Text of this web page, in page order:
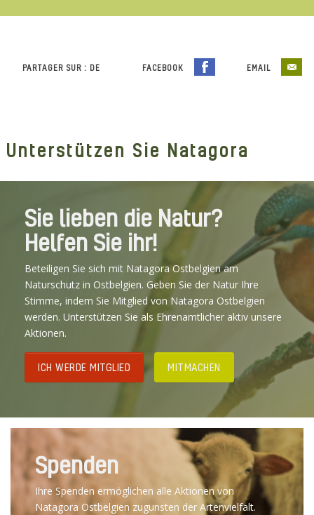
PARTAGER SUR : DE FACEBOOK EMAIL
Unterstützen Sie Natagora
Sie lieben die Natur?
Helfen Sie ihr!
Beteiligen Sie sich mit Natagora Ostbelgien am
Naturschutz in Ostbelgien. Geben Sie der Natur Ihre
Stimme, indem Sie Mitglied von Natagora Ostbelgien
werden. Unterstützen Sie als Ehrenamtlicher aktiv unsere
Aktionen.
ICH WERDE MITGLIED MITMACHEN
Spenden
Ihre Spenden ermöglichen alle Aktionen von
Natagora Ostbelgien zugunsten der Artenvielfalt.